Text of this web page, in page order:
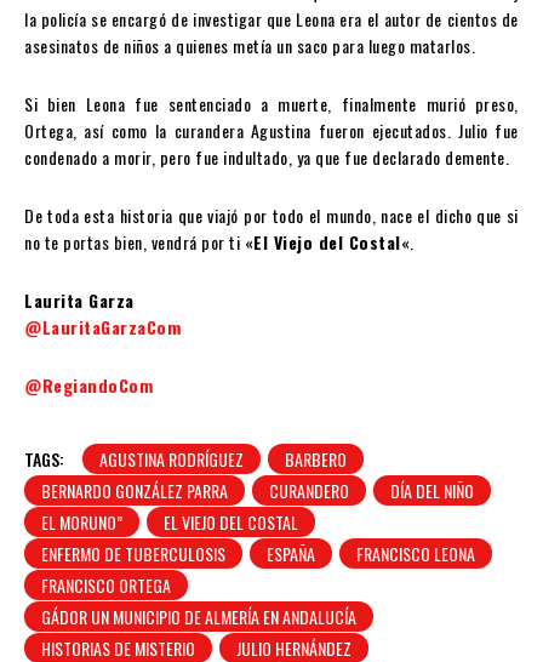
la policía se encargó de investigar que Leona era el autor de cientos de
asesinatos de niños a quienes metía un saco para luego matarlos.
Si bien Leona fue sentenciado a muerte, finalmente murió preso,
Ortega, así como la curandera Agustina fueron ejecutados. Julio fue
condenado a morir, pero fue indultado, ya que fue declarado demente.
De toda esta historia que viajó por todo el mundo, nace el dicho que si
no te portas bien, vendrá por ti «El Viejo del Costal«.
Laurita Garza
@LauritaGarzaCom
@RegiandoCom
TAGS: AGUSTINA RODRÍGUEZ
BARBERO
BERNARDO GONZÁLEZ PARRA
CURANDERO
DÍA DEL NIÑO
EL MORUNO”
EL VIEJO DEL COSTAL
ENFERMO DE TUBERCULOSIS
ESPAÑA
FRANCISCO LEONA
FRANCISCO ORTEGA
GÁDOR UN MUNICIPIO DE ALMERÍA EN ANDALUCÍA
HISTORIAS DE MISTERIO
JULIO HERNÁNDEZ